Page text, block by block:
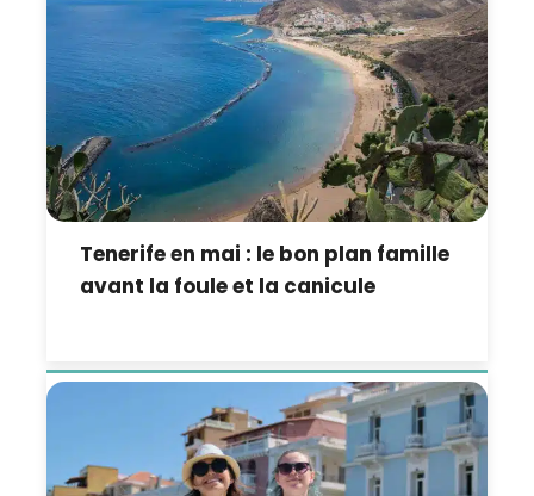
Tenerife en mai : le bon plan famille
avant la foule et la canicule